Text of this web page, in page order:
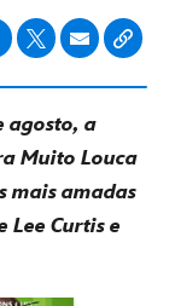
agosto, a
Muito Louca
mais amadas
Lee Curtis e